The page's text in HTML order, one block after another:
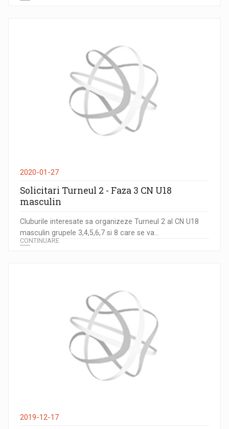
2020-01-27
Solicitari Turneul 2 - Faza 3 CN U18
masculin
Cluburile interesate sa organizeze Turneul 2 al CN U18
masculin grupele 3,4,5,6,7 si 8 care se va...
CONTINUARE
2019-12-17